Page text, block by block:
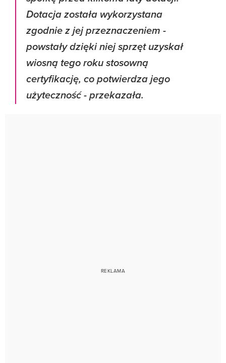
Dotacja została wykorzystana
zgodnie z jej przeznaczeniem -
powstały dzięki niej sprzęt uzyskał
wiosną tego roku stosowną
certyfikację, co potwierdza jego
użyteczność - przekazała.